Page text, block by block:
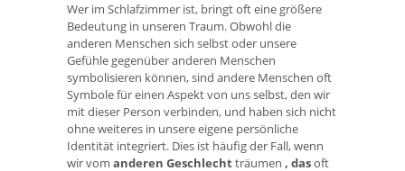
Wer im Schlafzimmer ist, bringt oft eine größere
Bedeutung in unseren Traum. Obwohl die
anderen Menschen sich selbst oder unsere
Gefühle gegenüber anderen Menschen
symbolisieren können, sind andere Menschen oft
Symbole für einen Aspekt von uns selbst, den wir
mit dieser Person verbinden, und haben sich nicht
ohne weiteres in unsere eigene persönliche
Identität integriert. Dies ist häufig der Fall, wenn
wir vom anderen Geschlechtträumen , dasoft